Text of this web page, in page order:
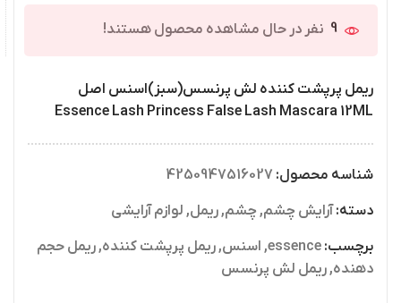
9 نفر در حال مشاهده محصول هستند!
ریمل پرپشت کننده لش پرنسس(سبز)اسنس اصل
Essence Lash Princess False Lash Mascara 12ML
شناسه محصول: 4250947516027
دسته:آرایش چشم, چشم,ریمل, لوازم آرایشی
برچسب: essence
, اسنس,ریمل پرپشت کننده,ریمل حجم
دهنده,ریمل لش پرنسس